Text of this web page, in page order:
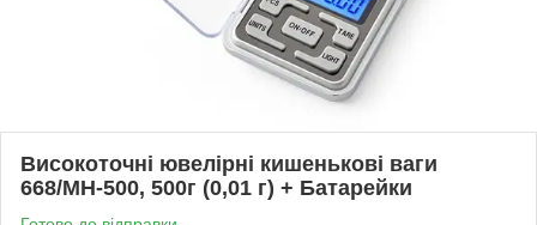
Високоточні ювелірні кишенькові ваги
668/MH-500, 500г (0,01 г) + Батарейки